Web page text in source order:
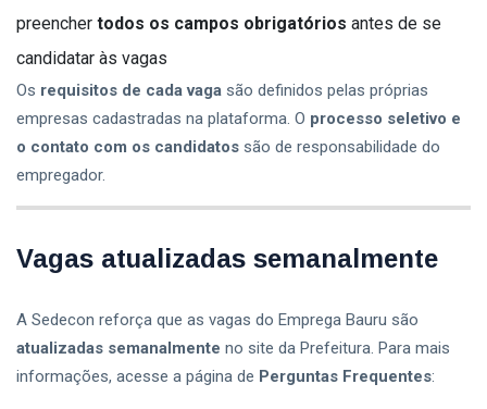
preencher todos os campos obrigatórios antes de se
candidatar às vagas
Os requisitos de cada vaga são definidos pelas próprias
empresas cadastradas na plataforma. O processo seletivo e
o contato com os candidatos são de responsabilidade do
empregador.
Vagas atualizadas semanalmente
A Sedecon reforça que as vagas do Emprega Bauru são
atualizadas semanalmente no site da Prefeitura. Para mais
informações, acesse a página de Perguntas Frequentes: